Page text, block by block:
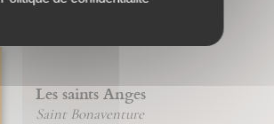
Les saints Anges
Saint Bonaventure